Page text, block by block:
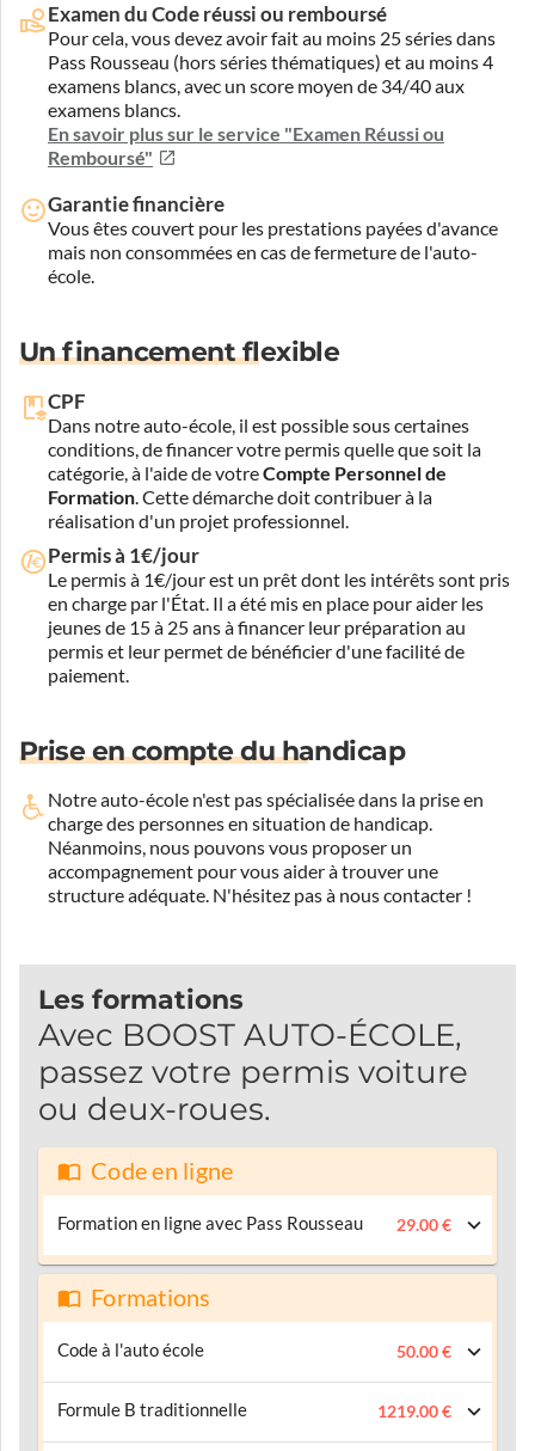
Examen du Code réussi ou remboursé
Pour cela, vous devez avoir fait au moins 25 séries dans
Pass Rousseau (hors séries thématiques) et au moins 4
examens blancs, avec un score moyen de 34/40 aux
examens blancs.
En savoir plus sur le service "Examen Réussi ou
Remboursé"
Garantie financière
Vous êtes couvert pour les prestations payées d'avance
mais non consommées en cas de fermeture de l'auto-
école.
Un financement flexible
CPF
Dans notre auto-école, il est possible sous certaines
conditions, de financer votre permis quelle que soit la
catégorie, à l'aide de votreCompte Personnel de
Formation. Cette démarche doit contribuer à la
réalisation d'un projet professionnel.
Permis à 1€/jour
Le permis à 1€/jour est un prêt dont les intérêts sont pris
en charge par l'État. Il a été mis en place pour aider les
jeunes de 15 à 25 ans à financer leur préparation au
permis et leur permet de bénéficier d'une facilité de
paiement.
Prise en compte du handicap
Notre auto-école n'est pas spécialisée dans la prise en
charge des personnes en situation de handicap.
Néanmoins, nous pouvons vous proposer un
accompagnement pour vous aider à trouver une
structure adéquate. N'hésitez pas à nous contacter !
Les formations
Avec BOOST AUTO-ÉCOLE,
passez votre permis voiture
ou deux-roues.
Code en ligne
Formation en ligne avec Pass Rousseau 29.00 €
Formations
Code à l'auto école 50.00 €
Formule B traditionnelle 1219.00 €